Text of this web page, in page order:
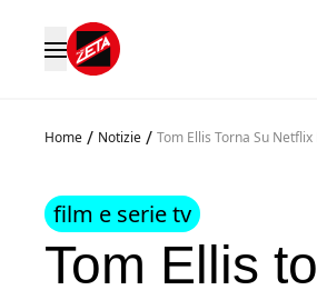
Home / Notizie / Tom Ellis Torna Su
film e serie tv
Tom Ellis